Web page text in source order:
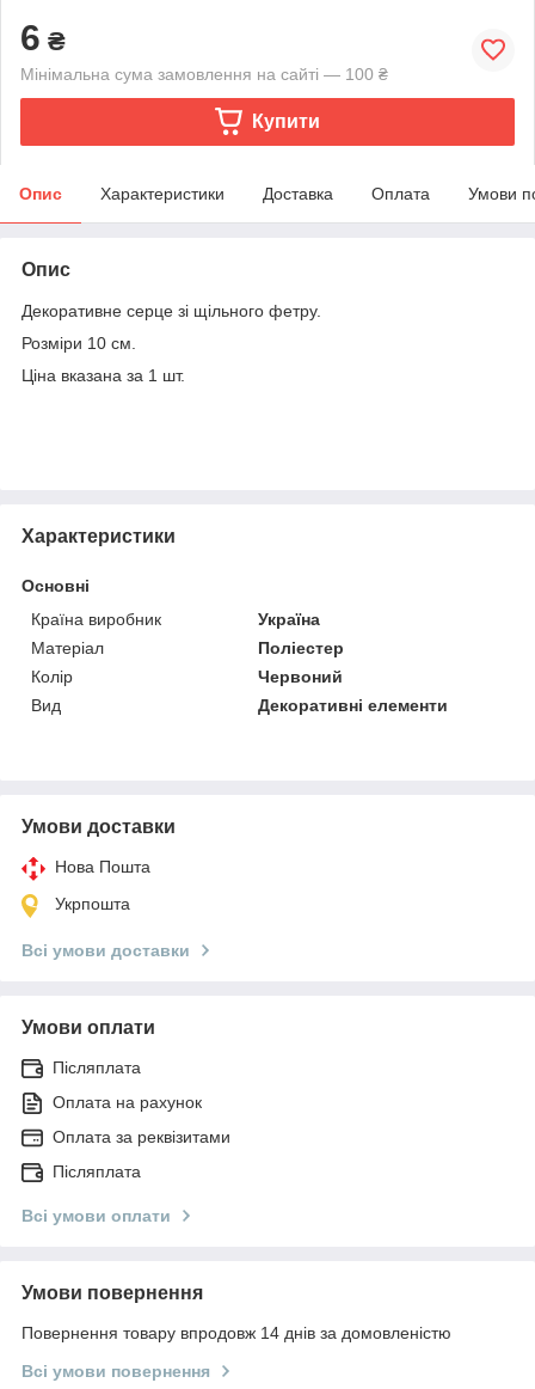
6 ₴
Мінімальна сума замовлення на сайті — 100 ₴
Купити
Опис Характеристики Доставка Оплата Умови
Опис
Декоративне серце зі щільного фетру.
Розміри 10 см.
Ціна вказана за 1 шт.
Характеристики
Основні
Країна виробник
Україна
Матеріал
Поліестер
Колір
Червоний
Вид
Декоративні елементи
Умови доставки
Нова Пошта
Укрпошта
Всі умови доставки
Умови оплати
Післяплата
Оплата на рахунок
Оплата за реквізитами
Післяплата
Всі умови оплати
Умови повернення
Повернення товару впродовж 14 днів за домовленістю
Всі умови повернення